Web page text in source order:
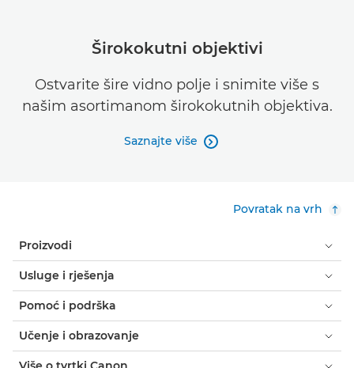
Širokokutni objektivi
Ostvarite šire vidno polje i snimite više s
našim asortimanom širokokutnih objektiva.
Saznajte više 
Povratak na vrh
Proizvodi
Usluge i rješenja
Pomoć i podrška
Učenje i obrazovanje